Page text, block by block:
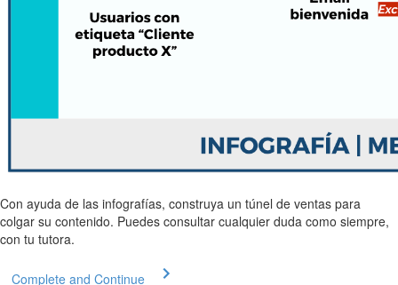
Con ayuda de las infografías, construya un túnel de ventas para
colgar su contenido. Puedes consultar cualquier duda como siempre,
con tu tutora.
Complete and Continue